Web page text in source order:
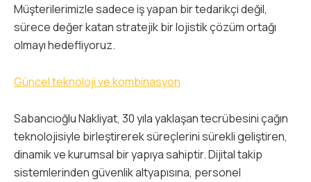
Müşterilerimizle sadece iş yapan bir tedarikçi değil,
sürece değer katan stratejik bir lojistik çözüm ortağı
olmayı hedefliyoruz.
Güncel teknoloji ve kombinasyon
Sabancıoğlu Nakliyat, 30 yıla yaklaşan tecrübesini çağın
teknolojisiyle birleştirerek süreçlerini sürekli geliştiren,
dinamik ve kurumsal bir yapıya sahiptir. Dijital takip
sistemlerinden güvenlik altyapısına, personel